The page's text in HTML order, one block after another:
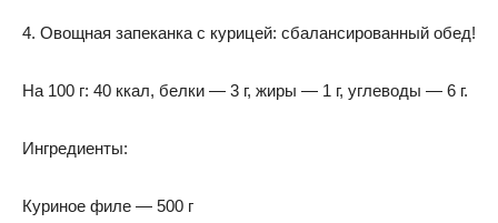
4. Овощная запеканка с курицей: сбалансированный обед!
На 100 г: 40 ккал, белки — 3 г, жиры — 1 г, углеводы — 6 г.
Ингредиенты:
Куриное филе — 500 г